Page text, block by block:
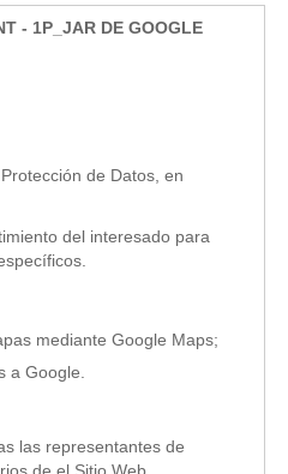
- 1P_JAR DE GOOGLE
de Datos, en
del interesado para
mediante Google Maps;
a Google.
las representantes de
de el Sitio Web.